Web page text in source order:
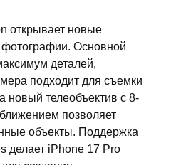
открывает новые
Основной
деталей,
подходит для съемки
новый телеобъектив с 8-
позволяет
объекты. Поддержка
делает iPhone 17 Pro